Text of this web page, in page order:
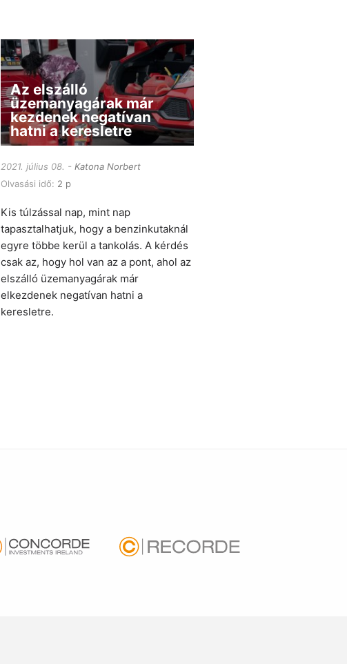
Az elszálló
üzemanyagárak már
kezdenek negatívan
hatni a keresletre
2021. július 08.
Katona Norbert
Olvasási idő: 2 p
Kis túlzással nap, mint nap
tapasztalhatjuk, hogy a benzinkutaknál
egyre többe kerül a tankolás. A kérdés
csak az, hogy hol van az a pont, ahol az
elszálló üzemanyagárak már
elkezdenek negatívan hatni a
keresletre.